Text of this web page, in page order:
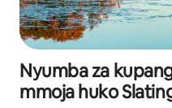
Nyumba za
mmoja huko